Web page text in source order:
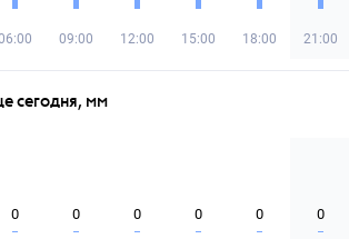
09:00 12:00 15:00 18:00 21:00
сегодня, мм
0 0 0 0 0 0